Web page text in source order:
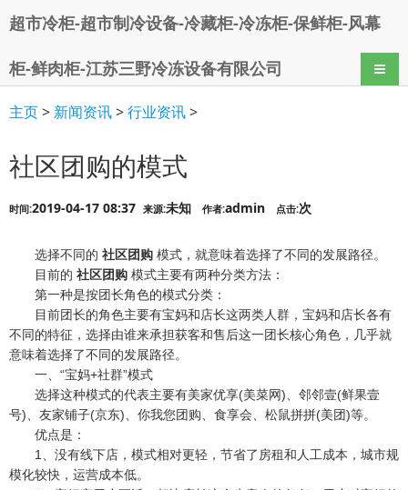
超市冷柜-超市制冷设备-冷藏柜-冷冻柜-保鲜柜-风幕
柜-鲜肉柜-江苏三野冷冻设备有限公司 导航
主页> 新闻资讯>行业资讯>
社区团购的模式
时间:2019-04-17 08:37 来源:未知 作者:admin 点击:次
选择不同的 社区团购 模式，就意味着选择了不同的发展路径。
目前的 社区团购 模式主要有两种分类方法：
第一种是按团长角色的模式分类：
目前团长的角色主要有宝妈和店长这两类人群，宝妈和店长各有
不同的特征，选择由谁来承担获客和售后这一团长核心角色，几乎就
意味着选择了不同的发展路径。
一、“宝妈+社群”模式
选择这种模式的代表主要有美家优享(美菜网)、邻邻壹(鲜果壹
号)、友家铺子(京东)、你我您团购、食享会、松鼠拼拼(美团)等。
优点是：
1、没有线下店，模式相对更轻，节省了房租和人工成本，城市规
模化较快，运营成本低。